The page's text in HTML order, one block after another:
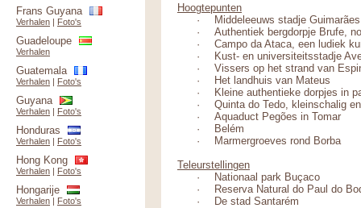
Hoogtepunten
·
Middeleeuws stadje Guimarães
·
Authentiek bergdorpje Brufe,
·
Campo da Ataca, een ludiek
·
Kust- en universiteitsstadje
·
Vissers op het strand van
·
Het landhuis van Mateus
·
Kleine authentieke dorpjes in
·
Quinta do Tedo, kleinschalig
·
Aquaduct Pegões in Tomar
·
Belém
·
Marmergroeves rond Borba
Teleurstellingen
·
Nationaal park Buçaco
·
Reserva Natural do Paul do
·
De stad Santarém
Frans Guyana
Verhalen | Foto's
Guadeloupe
Verhalen
Guatemala
Verhalen | Foto's
Guyana
Verhalen | Foto's
Honduras
Verhalen | Foto's
Hong Kong
Verhalen | Foto's
Hongarije
Verhalen | Foto's